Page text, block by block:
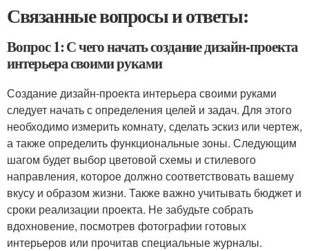
Связанные вопросы и ответы:
Вопрос 1: С чего начать создание дизайн-проекта
интерьера своими руками
Создание дизайн-проекта интерьера своими руками
следует начать с определения целей и задач. Для этого
необходимо измерить комнату, сделать эскиз или чертеж,
а также определить функциональные зоны. Следующим
шагом будет выбор цветовой схемы и стилевого
направления, которое должно соответствовать вашему
вкусу и образом жизни. Также важно учитывать бюджет и
сроки реализации проекта. Не забудьте собрать
вдохновение, посмотрев фотографии готовых
интерьеров или прочитав специальные журналы.